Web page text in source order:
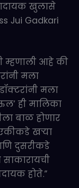
खुलासे
Jui Gadkari
म्हणाली आहे की
मला
मला
ही मालिका
बाळ होणार
खऱ्या
दुसरीकडे
होते.”